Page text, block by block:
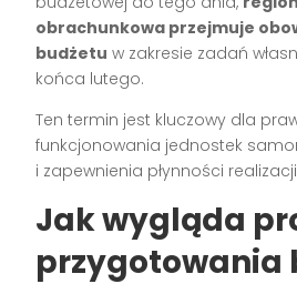
obrachunkowa przejmuje
budżetu w zakresie zadań
końca lutego.
Ten termin jest kluczowy dla
funkcjonowania jednostek
i zapewnienia płynności
Jak wygląda
przygotowania